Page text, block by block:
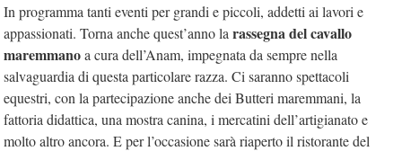
In programma tanti eventi per grandi e piccoli, addetti ai lavori e
appassionati. Torna anche quest’anno la rassegna del cavallo
maremmanoa cura dell’Anam, impegnata da sempre nella
salvaguardia di questa particolare razza. Ci saranno spettacoli
equestri, con la partecipazione anche dei Butteri maremmani, la
fattoria didattica, una mostra canina, i mercatini dell’artigianato e
molto altro ancora. E per l’occasione sarà riaperto il ristorante del